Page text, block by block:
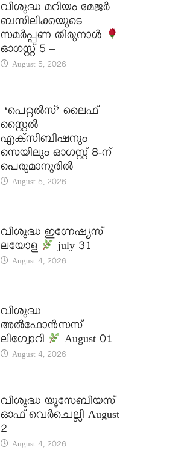
വിശുദ്ധ മറിയം മേജർ
ബസിലിക്കയുടെ
സമർപ്പണ തിരുനാൾ
ഓഗസ്റ്റ് 5 –
August 5, 2026
‘പെറ്റൽസ്’ ലൈഫ്
സ്റ്റൈൽ
എക്സിബിഷനും
സെയിലും ഓഗസ്റ്റ് 8-ന്
പെരുമാനൂരിൽ
August 5, 2026
വിശുദ്ധ ഇഗ്നേഷ്യസ്
ലയോള
july 31
August 4, 2026
വിശുദ്ധ
അൽഫോൻസസ്
ലിഗ്വോറി
August 01
August 4, 2026
വിശുദ്ധ യൂസേബിയസ്
ഓഫ് വെർചെല്ലി August
2
August 4, 2026